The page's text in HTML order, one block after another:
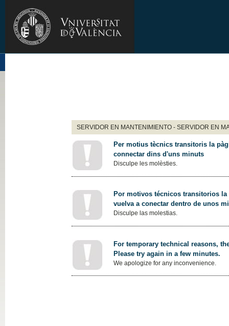
SERVIDOR EN MANTENIMIENTO - SERVIDOR EN
Per motius tècnics transitoris la
connectar dins d'uns minuts
Disculpe les molèsties.
Por motivos técnicos transitorios
vuelva a conectar dentro de unos
Disculpe las molestias.
For temporary technical reasons,
Please try again in a few minutes.
We apologize for any inconvenience.